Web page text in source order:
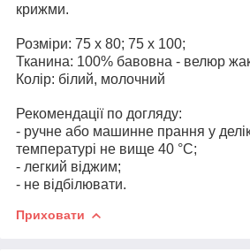
крижми.
Розміри: 75 х 80; 75 х 100;
Тканина: 100% бавовна - велюр
Колір: білий, молочний
Рекомендації по догляду:
- ручне або машинне прання у
температурі не вище 40 °С;
- легкий віджим;
- не відбілювати.
Приховати